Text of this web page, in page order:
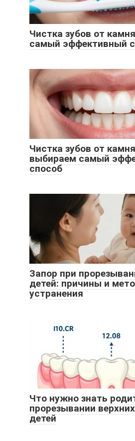
Чистка зубов от
самый эффективный
Чистка зубов от
выбираем самый
способ
Запор при
детей: причины и
устранения
Что нужно знать
прорезывании
детей